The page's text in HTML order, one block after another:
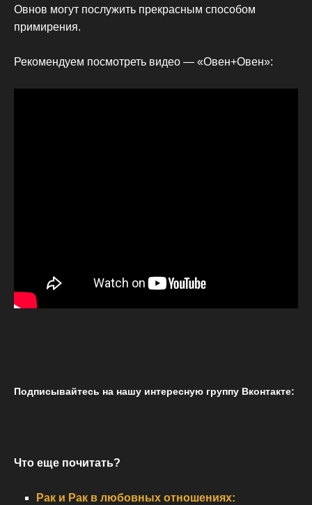
Овнов могут послужить прекрасным способом
примирения.
Рекомендуем посмотреть видео — «Овен+Овен»:
Подписывайтесь на нашу интересную группу Вконтакте:
Что еще почитать?
Рак и Рак в любовных отношениях: